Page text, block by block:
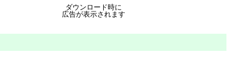
ダウンロード時に
広告が表示されます